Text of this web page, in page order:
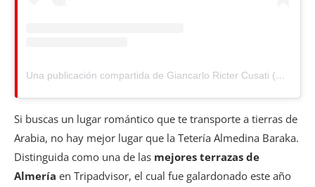
Una publicación compartida de Giancarlo Ricter Cusati (@avegiancar)
Si buscas un lugar romántico que te transporte a tierras de
Arabia, no hay mejor lugar que la Tetería Almedina Baraka.
Distinguida como una de las mejores terrazas de
Almería en Tripadvisor, el cual fue galardonado este año